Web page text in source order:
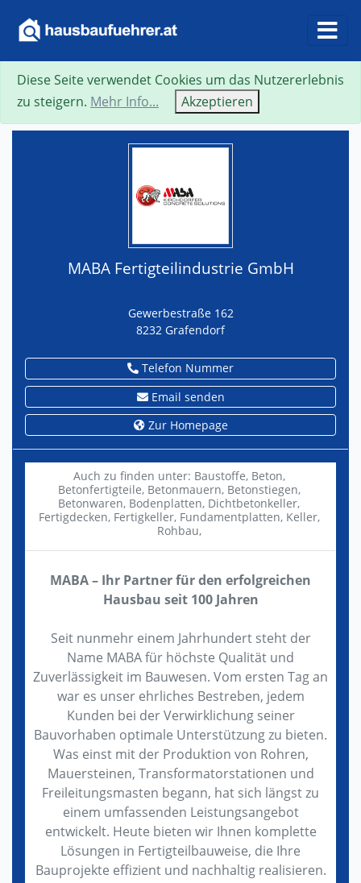
Suche Neue Suche Zurück
MABA Fertigteilindustrie GmbH
Gewerbestraße 162
8232 Grafendorf
Telefon Nummer
Email senden
Zur Homepage
Auch zu finden unter: Baustoffe, Beton,
Betonfertigteile, Betonmauern, Betonstiegen,
Betonwaren, Bodenplatten, Dichtbetonkeller,
Fertigdecken, Fertigkeller, Fundamentplatten, Keller,
Rohbau,
MABA – Ihr Partner für den erfolgreichen
Hausbau seit 100 Jahren
Seit nunmehr einem Jahrhundert steht der
Name MABA für höchste Qualität und
Zuverlässigkeit im Bauwesen. Vom ersten Tag an
war es unser ehrliches Bestreben, jedem
Kunden bei der Verwirklichung seiner
Bauvorhaben optimale Unterstützung zu bieten.
Was einst mit der Produktion von Rohren,
Mauersteinen, Transformatorstationen und
Freileitungsmasten begann, hat sich längst zu
einem umfassenden Leistungsangebot
entwickelt. Heute bieten wir Ihnen komplette
Lösungen in Fertigteilbauweise, die Ihre
Bauprojekte effizient und nachhaltig realisieren.
Diese Seite verwendet Cookies um das Nutzererlebnis
zu steigern. Mehr Info... Akzeptieren